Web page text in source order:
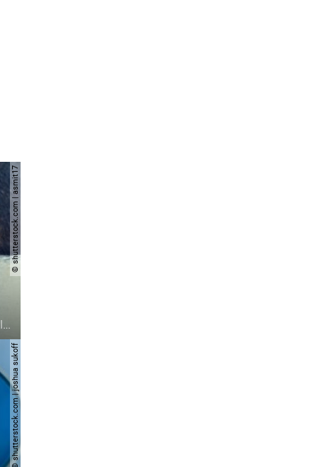
© shutterstock.com | asmit17
nordkoreas sommerliche empfehlungen
© shutterstock.com | joshua sukoff